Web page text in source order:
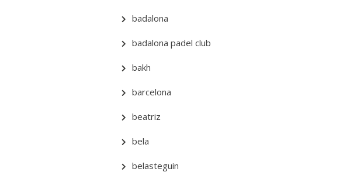
badalona
badalona padel club
bakh
barcelona
beatriz
bela
belasteguin